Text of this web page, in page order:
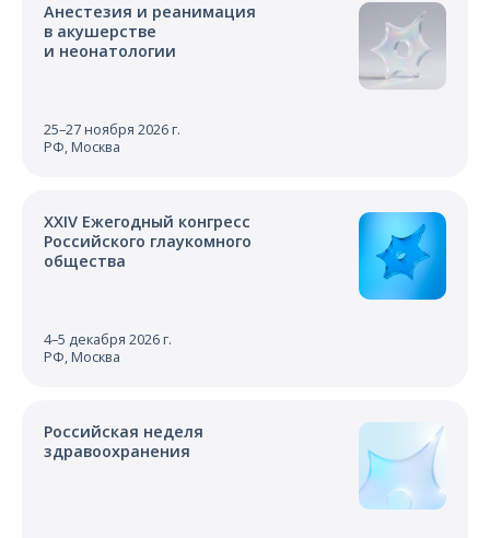
Анестезия и реанимация
в акушерстве
и неонатологии
25–27 ноября 2026 г.
РФ, Москва
XXIV Ежегодный конгресс
Российского глаукомного
общества
4–5 декабря 2026 г.
РФ, Москва
Российская неделя
здравоохранения